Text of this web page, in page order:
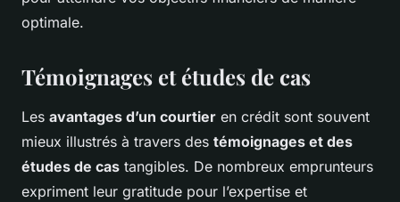
optimale.
Témoignages et études de cas
Les avantages d’un courtier en crédit sont souvent
mieux illustrés à travers des témoignages et des
études de cas tangibles. De nombreux emprunteurs
expriment leur gratitude pour l’expertise et